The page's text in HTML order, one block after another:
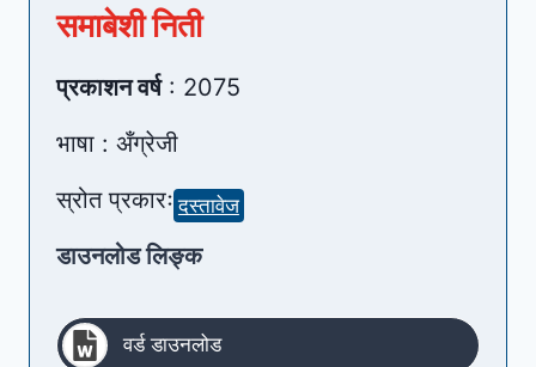
समाबेशी निती
प्रकाशन वर्ष: 2075
भाषा : अँग्रेजी
स्रोत प्रकारः दस्तावेज
डाउनलोड लिङ्क
वर्ड डाउनलोड